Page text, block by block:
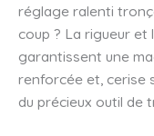
réglage ralenti
coup ? La rigueur
garantissent une
renforcée et, cerise
du précieux outil de